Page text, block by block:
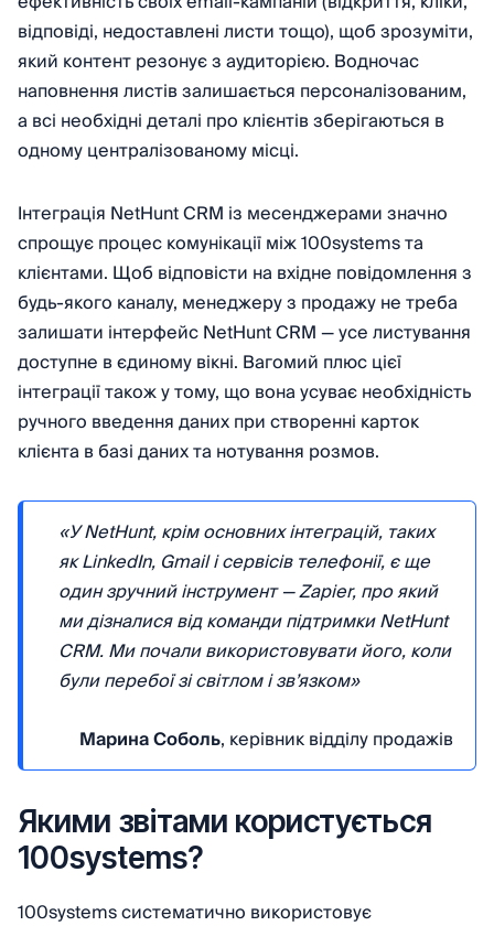
відповіді, недоставлені листи тощо), щоб зрозуміти,
який контент резонує з аудиторією. Водночас
наповнення листів залишається персоналізованим,
а всі необхідні деталі про клієнтів зберігаються в
одному централізованому місці.
Інтеграція NetHunt CRM із месенджерами значно
спрощує процес комунікації між 100systems та
клієнтами. Щоб відповісти на вхідне повідомлення з
будь-якого каналу, менеджеру з продажу не треба
залишати інтерфейс NetHunt CRM — усе листування
доступне в єдиному вікні. Вагомий плюс цієї
інтеграції також у тому, що вона усуває необхідність
ручного введення даних при створенні карток
клієнта в базі даних та нотування розмов.
«У NetHunt, крім основних інтеграцій, таких
як LinkedIn, Gmail і сервісів телефонії, є ще
один зручний інструмент — Zapier, про який
ми дізналися від команди підтримки NetHunt
CRM. Ми почали використовувати його, коли
були перебої зі світлом і зв’язком»
Марина Соболь, керівник відділу продажів
Якими звітами користується
100systems?
100systems систематично використовує